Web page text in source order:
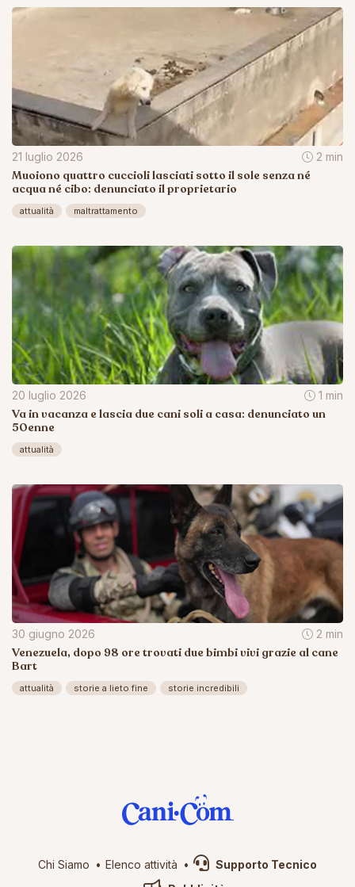
21 luglio 2026 2 min
Muoiono quattro cuccioli lasciati sotto il sole senza né
acqua né cibo: denunciato il proprietario
attualità maltrattamento
20 luglio 2026 1 min
Va in vacanza e lascia due cani soli a casa: denunciato un
50enne
attualità
30 giugno 2026 2 min
Venezuela, dopo 98 ore trovati due bimbi vivi grazie al cane
Bart
attualità storie a lieto fine storie incredibili
Chi Siamo Elenco attività
Supporto Tecnico